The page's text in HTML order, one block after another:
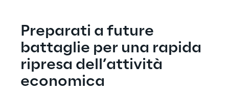
Preparati a future
battaglie per una rapida
ripresa dell’attività
economica